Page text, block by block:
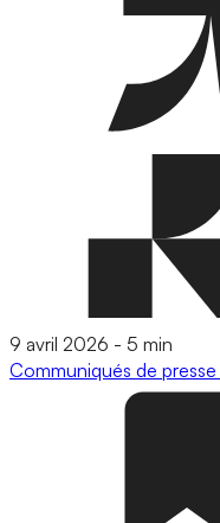
9 avril 2026 - 5 min
Communiqués de presse